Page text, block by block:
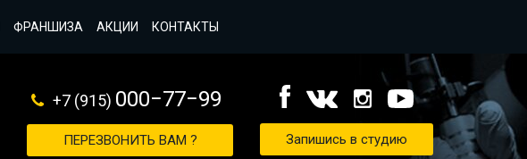
ФРАНШИЗА АКЦИИ КОНТАКТЫ
+7 (915) 000−77−99
ПЕРЕЗВОНИТЬ ВАМ ? Запишись в студию